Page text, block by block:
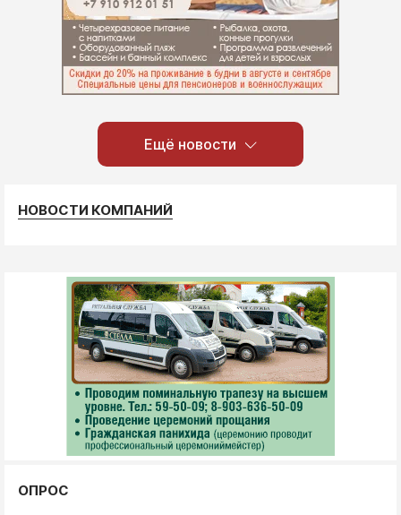
Ещё новости
НОВОСТИ КОМПАНИЙ
ОПРОС